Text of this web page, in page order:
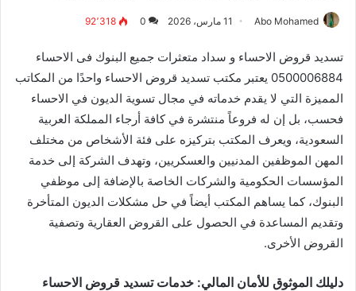
Abo Mohamed 11 مارس، 2026 0 92٬318
تسديد قروض الاحساء و سداد متعثرات جميع البنوك فى الاحساء
0500006884 يعتبر مكتب تسديد قروض الاحساء واحدًا من المكاتب
المميزة التي لا يقدم خدماته في مجال تسوية الديون في الاحساء
فحسب، بل إن له فروعاً منتشرة في كافة أرجاء المملكة العربية
السعودية، ويعرف المكتب بتركيزه على فئة الأشخاص من مختلف
المهن الموظفين المدنيين والعسكريين، وتهدف الشركة إلى خدمة
المؤسسات الحكومية والشركات الخاصة بالإضافة إلى موظفي
البنوك، كما يساهم المكتب أيضاً في حل مشكلات الديون المتأخرة
وتقديم المساعدة في الحصول على القروض العقارية وتصفية
القروض الأخرى.
دليلك الموثوق للأمان المالي: خدمات تسديد قروض الاحساء